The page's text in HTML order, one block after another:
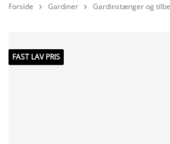
Forside  Gardiner  Gardinstænger og
FAST LAV PRIS